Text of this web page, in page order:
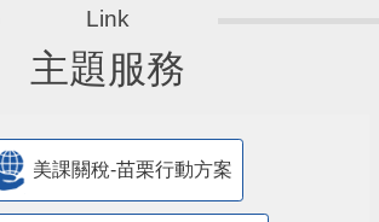
主題服務
美課關稅-苗栗行動方案